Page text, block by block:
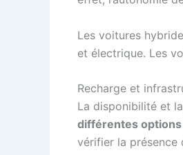
Les voitures
et électrique. Les
Recharge et
La disponibilité et
différentes
vérifier la